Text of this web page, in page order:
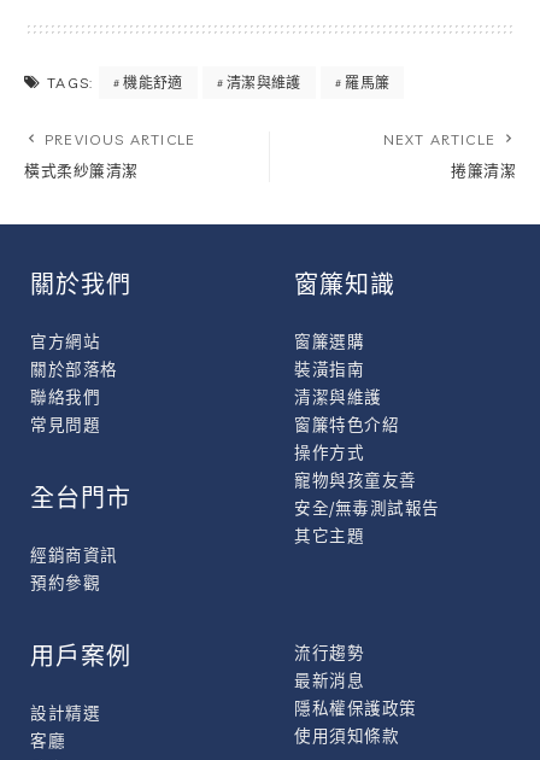
TAGS: 機能舒適 清潔與維護 羅馬簾
PREVIOUS ARTICLE
橫式柔紗簾清潔
NEXT ARTICLE
捲簾清潔
關於我們
官方網站
關於部落格
聯絡我們
常見問題
窗簾知識
窗簾選購
裝潢指南
清潔與維護
窗簾特色介紹
操作方式
寵物與孩童友善
安全/無毒測試報告
其它主題
全台門市
經銷商資訊
預約參觀
用戶案例
設計精選
客廳
流行趨勢
最新消息
隱私權保護政策
使用須知條款